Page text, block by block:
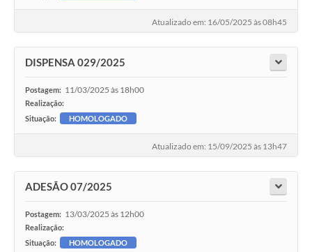
Atualizado em: 16/05/2025 às 08h45
DISPENSA 029/2025
Postagem: 11/03/2025 às 18h00
Realização:
Situação:
HOMOLOGADO
Atualizado em: 15/09/2025 às 13h47
ADESÃO 07/2025
Postagem: 13/03/2025 às 12h00
Realização:
Situação:
HOMOLOGADO